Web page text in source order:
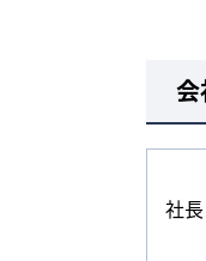
社